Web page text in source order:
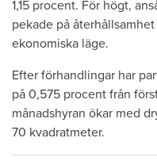
1,15 procent. För högt,
pekade på
ekonomiska läge.
Efter förhandlingar har
på 0,575 procent från
månadshyran ökar med
70 kvadratmeter.